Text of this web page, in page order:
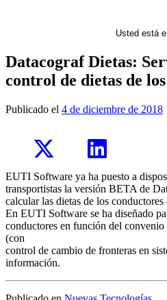
Usted está
Datacograf Dietas:
control de dietas de
Publicado el 4 de diciembre de 2018
EUTI Software ya ha puesto a
transportistas la versión BETA de
calcular las dietas de los
En EUTI Software se ha diseñado
conductores en función del
(con
control de cambio de fronteras en
información.